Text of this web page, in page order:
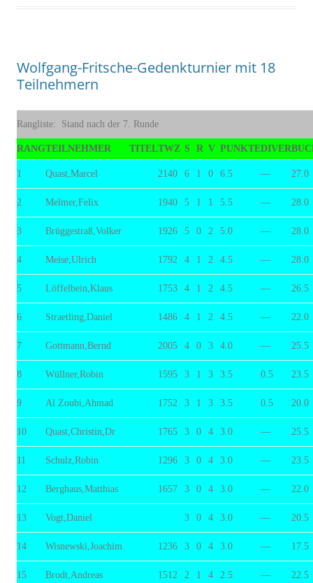
Wolfgang-Fritsche-Gedenkturnier mit 18
Teilnehmern
Rangliste: Stand nach der 7. Runde
RANGTEILNEHMER TITELTWZ S R V PUNKTEDIVER
1 Quast,Marcel 2140 6 1 0 6.5 — 27.0
2 Melmer,Felix 1940 5 1 1 5.5 — 28.0
3 Brüggestraß,Volker 1926 5 0 2 5.0 — 28.0
4 Meise,Ulrich 1792 4 1 2 4.5 — 28.0
5 Löffelbein,Klaus 1753 4 1 2 4.5 — 26.5
6 Straetling,Daniel 1486 4 1 2 4.5 — 22.0
7 Gottmann,Bernd 2005 4 0 3 4.0 — 25.5
8 Wüllner,Robin 1595 3 1 3 3.5 0.5 23.5
9 Al Zoubi,Ahmad 1752 3 1 3 3.5 0.5 20.0
10 Quast,Christin,Dr 1765 3 0 4 3.0 — 25.5
11 Schulz,Robin 1296 3 0 4 3.0 — 23.5
12 Berghaus,Matthias 1657 3 0 4 3.0 — 22.0
13 Vogt,Daniel 3 0 4 3.0 — 20.5
14 Wisnewski,Joachim 1236 3 0 4 3.0 — 17.5
15 Brodt,Andreas 1512 2 1 4 2.5 — 22.5